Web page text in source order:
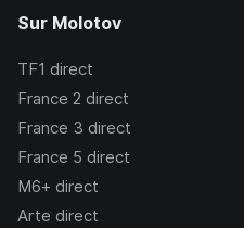
Sur Molotov
TF1 direct
France 2 direct
France 3 direct
France 5 direct
M6+ direct
Arte direct